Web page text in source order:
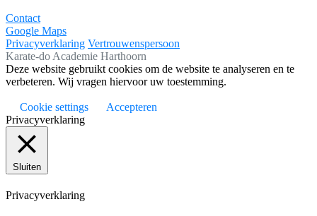
Contact
Google Maps
Privacyverklaring Vertrouwenspersoon
Karate-do Academie Harthoorn
Deze website gebruikt cookies om de website te analyseren en te
verbeteren. Wij vragen hiervoor uw toestemming.
Cookie settings
Accepteren
Privacyverklaring
Sluiten
Privacyverklaring